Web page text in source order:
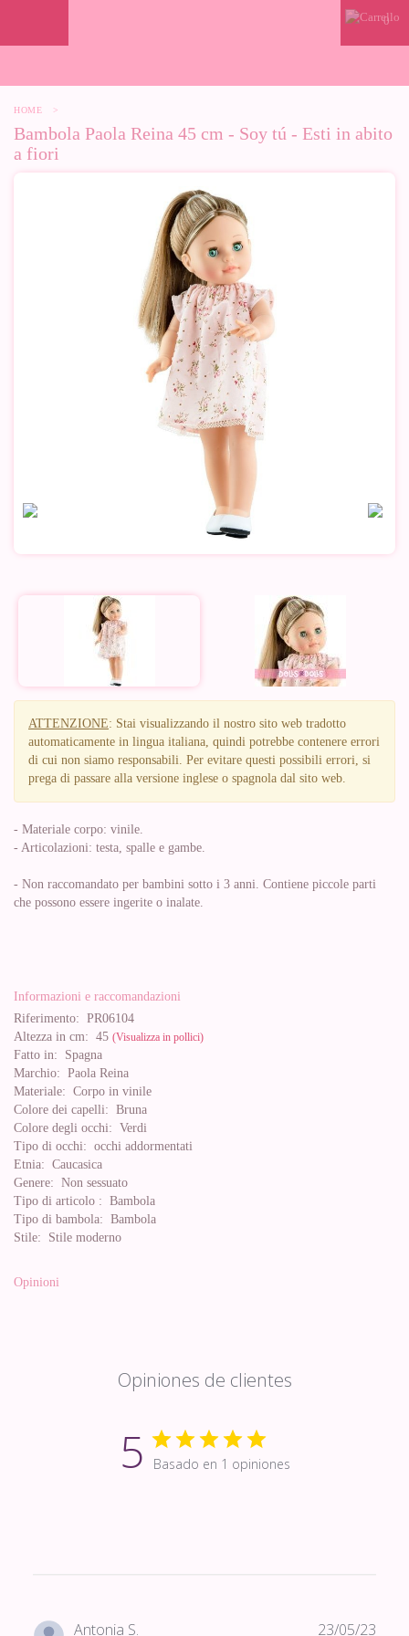
0
HOME >
Bambola Paola Reina 45 cm - Soy tú - Esti in abito
a fiori
ATTENZIONE: Stai visualizzando il nostro sito web tradotto
automaticamente in lingua italiana, quindi potrebbe contenere errori
di cui non siamo responsabili. Per evitare questi possibili errori, si
prega di passare alla versione inglese o spagnola dal sito web.
- Materiale corpo: vinile.
- Articolazioni: testa, spalle e gambe.
- Non raccomandato per bambini sotto i 3 anni. Contiene piccole parti
che possono essere ingerite o inalate.
Informazioni e raccomandazioni
Riferimento: PR06104
Altezza in cm: 45 (Visualizza in pollici)
Fatto in: Spagna
Marchio: Paola Reina
Materiale: Corpo in vinile
Colore dei capelli: Bruna
Colore degli occhi: Verdi
Tipo di occhi: occhi addormentati
Etnia: Caucasica
Genere: Non sessuato
Tipo di articolo : Bambola
Tipo di bambola: Bambola
Stile: Stile moderno
Opinioni
Opiniones de clientes
5 Basado en 1 opiniones
Antonia S. 23/05/23